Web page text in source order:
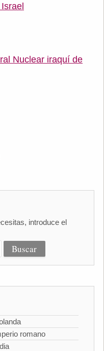
Nuclear iraquí de
introduce el
romano